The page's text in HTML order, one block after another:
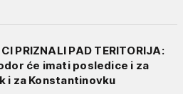
PRIZNALI PAD TERITORIJA:
će imati posledice i za
i za Konstantinovku